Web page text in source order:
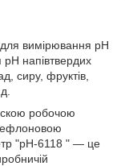
вимірювання рН
напівтвердих
сиру, фруктів,
робочою
"pH-6118 " ― це